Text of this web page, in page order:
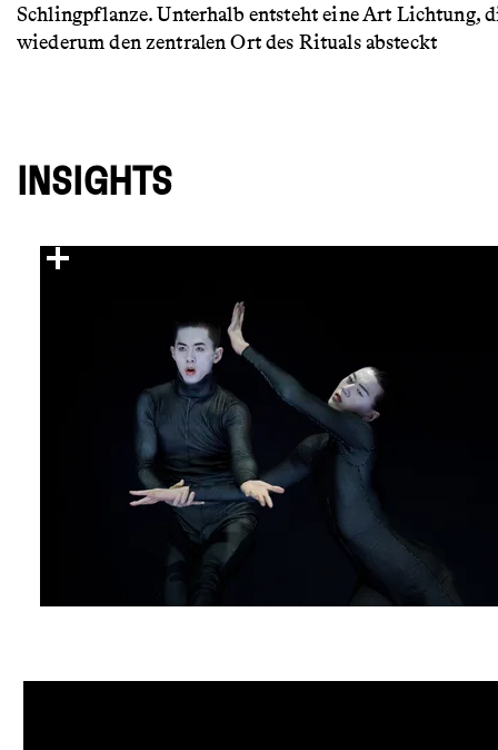
Schlingpflanze. Unterhalb entsteht eine Art Lichtung,
wiederum den zentralen Ort des Rituals absteckt
INSIGHTS